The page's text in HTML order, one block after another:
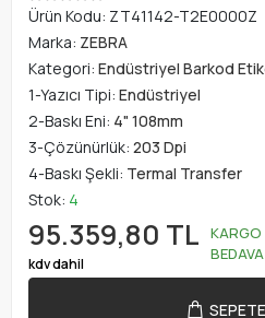
Ürün Kodu: ZT41142-T2E0000Z
Marka: ZEBRA
Kategori: Endüstriyel Barkod
1-Yazıcı Tipi: Endüstriyel
2-Baskı Eni: 4" 108mm
3-Çözünürlük: 203 Dpi
4-Baskı Şekli: Termal Transfer
Stok: 4
95.359,80 TL
kdv dahil
KARGO
BEDAVA